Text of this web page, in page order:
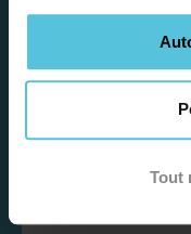
Tout
emploi du
vos